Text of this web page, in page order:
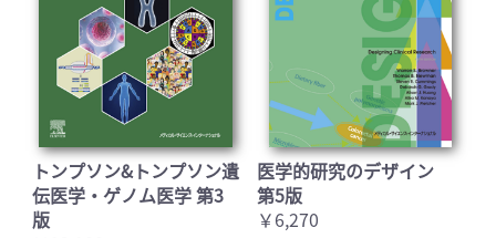
トンプソン&トンプソン遺
伝医学・ゲノム医学 第3
版
医学的研究のデザイン
第5版
￥6,270